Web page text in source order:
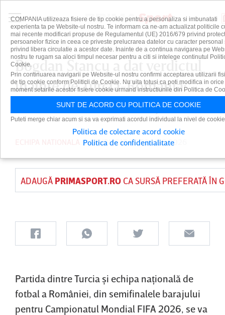
Bogdan Stancu a dat verdictul
înainte de Turcia-România:
”Acesta este un avantaj!”
PUBLICAT PE 23 MAR 2026
ADAUGĂ PRIMASPORT.ROCA SURSĂ PREFERATĂ ÎN
Partida dintre Turcia şi echipa naţională de
fotbal a României, din semifinalele barajului
pentru Campionatul Mondial FIFA 2026, se va
COMPANIA utilizeaza fisiere de tip cookie pentru a personaliza si imbunatati
experienta ta pe Website-ul nostru. Te informam ca ne-am actualizat politicile
mai recente modificari propuse de Regulamentul (UE) 2016/679 privind
persoanelor fizice in ceea ce priveste prelucrarea datelor cu caracter personal
privind libera circulatie a acestor date. Inainte de a continua navigarea pe
nostru te rugam sa aloci timpul necesar pentru a citi si intelege continutul
Cookie.
Prin continuarea navigarii pe Website-ul nostru confirmi acceptarea utilizarii
de tip cookie conform Politicii de Cookie. Nu uita totusi ca poti modifica in orice
moment setarile acestor fisiere cookie urmand instructiunile din Politica de
SUNT DE ACORD CU POLITICA DE COOKIE
Puteti merge chiar acum si sa va exprimati acordul individual la nivel de
Politica de colectare acord cookie
Politica de confidentialitate